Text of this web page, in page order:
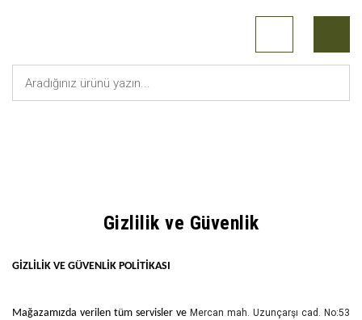
Gizlilik ve Güvenlik
GİZLİLİK VE GÜVENLİK POLİTİKASI
Mağazamızda verilen tüm servisler ve Mercan mah. Uzunçarşı cad. No:53